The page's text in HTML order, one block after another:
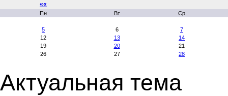
««
Пн Вт Ср
5 6
7
12
13
14
19
20
21
26
27 28
Актуальная тема